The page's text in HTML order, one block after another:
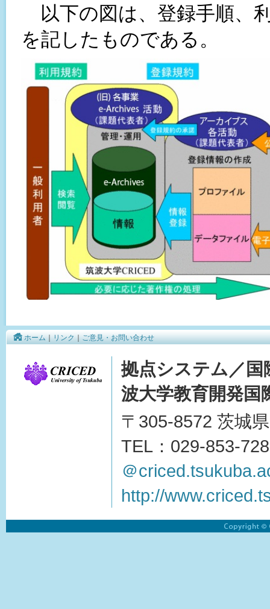
以下の図は、登録手順、
を記したものである。
ホーム｜リンク｜ご意見・お問い合わせ
拠点システム／
波大学教育開発国
〒305-8572 茨城
TEL：029-853-
＠
http://